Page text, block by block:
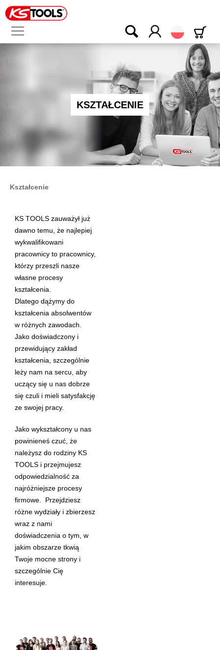
Polski
KSZTAŁCENIE
Kształcenie
KS TOOLS zauważył już
dawno temu, że najlepiej
wykwalifikowani
pracownicy to pracownicy,
którzy przeszli nasze
własne procesy
kształcenia.
Dlatego dążymy do
kształcenia absolwentów
w różnych zawodach.
Jako doświadczony i
przewidujący zakład
kształcenia, szczególnie
leży nam na sercu, aby
uczący się u nas dobrze
się czuli i mieli satysfakcję
ze swojej pracy.
Jako wykształcony u nas
powinieneś czuć, że
należysz do rodziny KS
TOOLS i przejmujesz
odpowiedzialność za
najróżniejsze procesy
firmowe. Przejdziesz
różne wydziały i zbierzesz
wraz z nami
doświadczenia o tym, w
jakim obszarze tkwią
Twoje mocne strony i
szczególnie Cię
interesuje.